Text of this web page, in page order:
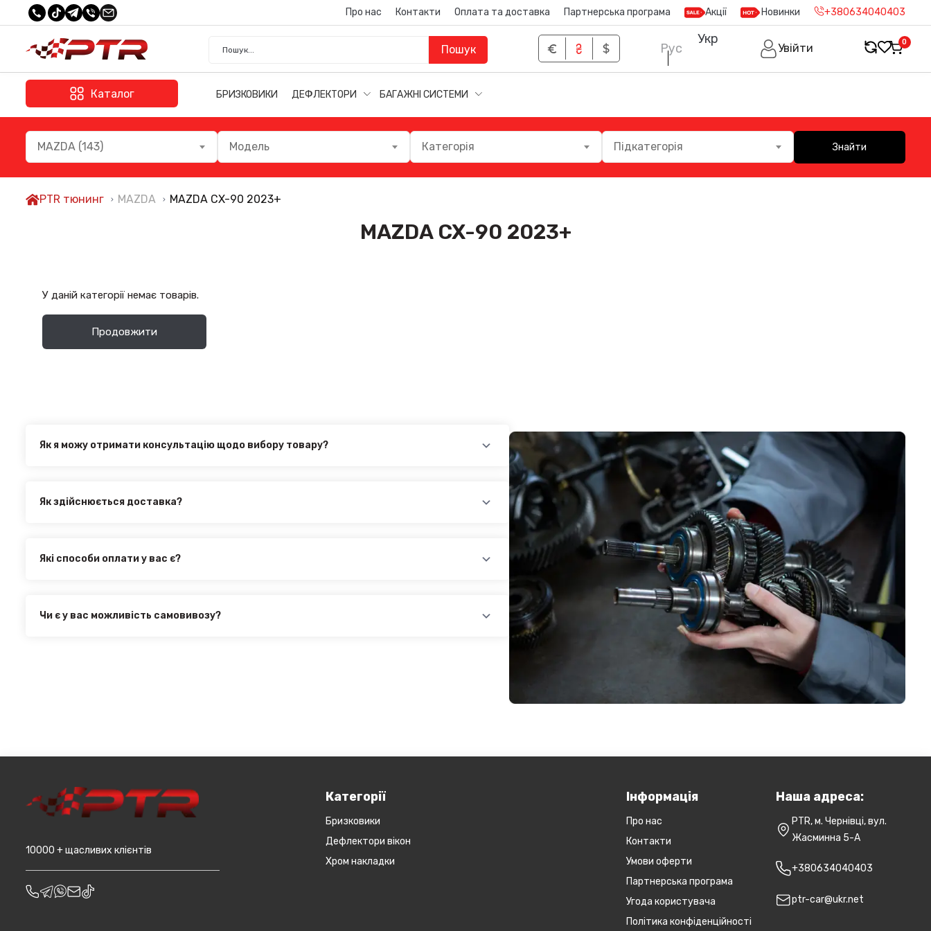
Про нас Контакти Оплата та доставка Партнерська програма Акції Новинки +380634040403
Пошук Рус
Укр
Увійти 0
Каталог БРИЗКОВИКИ ДЕФЛЕКТОРИ БАГАЖНІ СИСТЕМИ
MAZDA (143) Модель Категорія Підкатегорія Знайти
PTR тюнинг MAZDA MAZDA CX-90 2023+
MAZDA CX-90 2023+
У даній категорії немає товарів.
Продовжити
Як я можу отримати консультацію щодо вибору товару?
Як здійснюється доставка?
Нова Пошта (термін доставки 1 - 3 дні)
Укр. Пошта (термін доставки 1 - 3 дні за повною передоплатою) для великогабаритного
при мінімальній сумі замовлення від 3000 грн. Дана пропозиція не поширюється на
Які способи оплати у вас є?
Чи є у вас можливість самовивозу?
10000 + щасливих клієнтів
Категорії
Бризковики
Дефлектори вікон
Хром накладки
Інформація
Про нас
Контакти
Умови оферти
Партнерська програма
Угода користувача
Політика конфіденційності
Наша адреса:
PTR, м. Чернівці, вул.
Жасминна 5-А
+380634040403
ptr-car@ukr.net